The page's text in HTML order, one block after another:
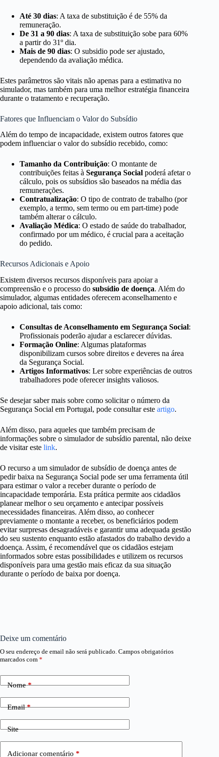
Até 30 dias: A taxa de substituição é de 55% da
remuneração.
De 31 a 90 dias: A taxa de substituição sobe para 60%
a partir do 31º dia.
Mais de 90 dias: O subsidio pode ser ajustado,
dependendo da avaliação médica.
Estes parâmetros são vitais não apenas para a estimativa no
simulador, mas também para uma melhor estratégia financeira
durante o tratamento e recuperação.
Fatores que Influenciam o Valor do Subsídio
Além do tempo de incapacidade, existem outros fatores que
podem influenciar o valor do subsídio recebido, como:
Tamanho da Contribuição: O montante de
contribuições feitas à Segurança Social poderá afetar o
cálculo, pois os subsídios são baseados na média das
remunerações.
Contratualização: O tipo de contrato de trabalho (por
exemplo, a termo, sem termo ou em part-time) pode
também alterar o cálculo.
Avaliação Médica: O estado de saúde do trabalhador,
confirmado por um médico, é crucial para a aceitação
do pedido.
Recursos Adicionais e Apoio
Existem diversos recursos disponíveis para apoiar a
compreensão e o processo do subsídio de doença. Além do
simulador, algumas entidades oferecem aconselhamento e
apoio adicional, tais como:
Consultas de Aconselhamento em Segurança Social:
Profissionais poderão ajudar a esclarecer dúvidas.
Formação Online: Algumas plataformas
disponibilizam cursos sobre direitos e deveres na área
da Segurança Social.
Artigos Informativos: Ler sobre experiências de outros
trabalhadores pode oferecer insights valiosos.
Se desejar saber mais sobre como solicitar o número da
Segurança Social em Portugal, pode consultar este artigo.
Além disso, para aqueles que também precisam de
informações sobre o simulador de subsídio parental, não deixe
de visitar este link.
O recurso a um simulador de subsídio de doença antes de
pedir baixa na Segurança Social pode ser uma ferramenta útil
para estimar o valor a receber durante o período de
incapacidade temporária. Esta prática permite aos cidadãos
planear melhor o seu orçamento e antecipar possíveis
necessidades financeiras. Além disso, ao conhecer
previamente o montante a receber, os beneficiários podem
evitar surpresas desagradáveis e garantir uma adequada gestão
do seu sustento enquanto estão afastados do trabalho devido a
doença. Assim, é recomendável que os cidadãos estejam
informados sobre estas possibilidades e utilizem os recursos
disponíveis para uma gestão mais eficaz da sua situação
durante o período de baixa por doença.
Deixe um comentário
O seu endereço de email não será publicado. Campos obrigatórios
marcados com *
Nome*
Email*
Site
Adicionar comentário *